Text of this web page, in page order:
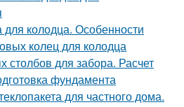
колодца. Особенности
колец для колодца
столбов для забора. Расчет
фундамента
для частного дома.